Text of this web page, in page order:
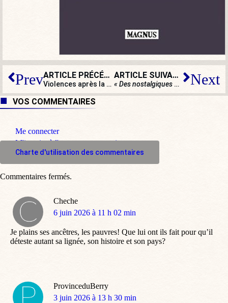
Prev ARTICLE PRÉCÉDENT
Violences après la victoire du PSG en Ligue des champions : les images de BV
ARTICLE SUIVANT
« Des nostalgiques de Pétain » : le
Next
VOS COMMENTAIRES
Me connecter
M'inscrire à l'espace commentaire
Charte d'utilisation des commentaires
Cheche
dit
6 juin 2026 à 11 h 02 min
Je plains ses ancêtres, les pauvres! Que lui ont ils fait pour qu’il
déteste autant sa lignée, son histoire et son pays?
ProvinceduBerry
dit
3 juin 2026 à 13 h 30 min
Commentaires fermés.